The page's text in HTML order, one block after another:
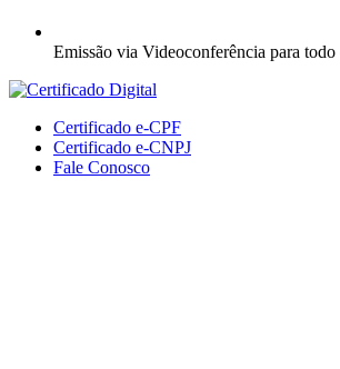
Emissão via Videoconferência para
Certificado e-CPF
Certificado e-CNPJ
Fale Conosco